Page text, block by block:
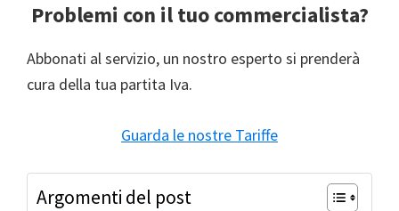
Problemi con il tuo commercialista?
Abbonati al servizio, un nostro esperto si prenderà
cura della tua partita Iva.
Guarda le nostre Tariffe
Argomenti del post